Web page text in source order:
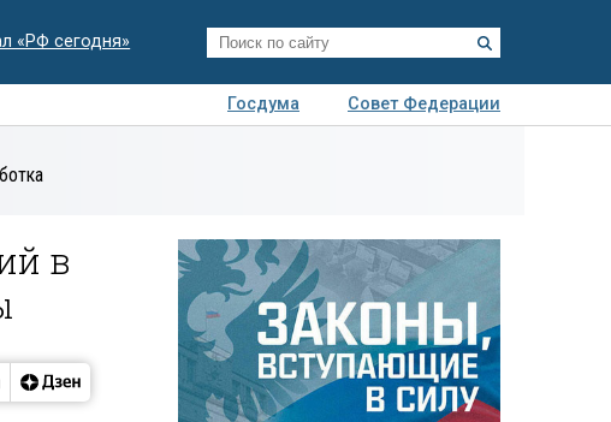
«РФ сегодня»
Госдума
Совет Федерации
экспертиза
в